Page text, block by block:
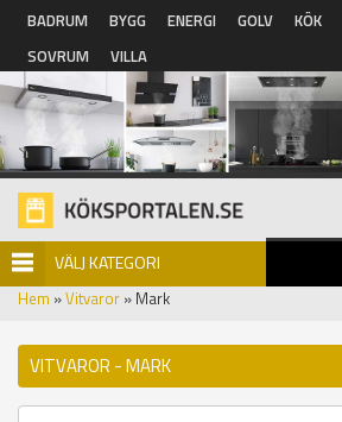
Hoppa till huvudinnehåll
BADRUM BYGG ENERGI GOLV KÖK
SOVRUM
VILLA
VÄLJ KATEGORI
Hem »Vitvaror » Mark
VITVAROR - MARK